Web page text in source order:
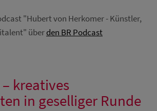
"Hubert von Herkomer - Künstler,
überden BR Podcast
kreatives
in geselliger Runde